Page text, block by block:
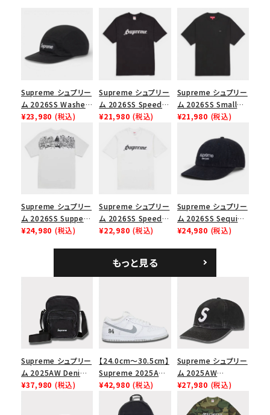
並び順
円 ～
円
在庫のない商品を表示する
絞り込んで検索する
Supreme シュプリー
ム 2026SS Washed
Chino Twill Camp
Cap ウォッシュド チ
ノツイル キャンプキャ
ップ ブラック
¥23,980 (税込)
Supreme シュプリー
ム 2026SS Speed
Tee スピードTシャツ
¥21,980 (税込)
Supreme シュプリー
ム 2026SS Small
Box Tee スモールボ
¥21,980 (税込)
Supreme シュプリー
ム 2026SS Supper
Tee サパーTシャツ
¥24,980 (税込)
Supreme シュプリー
ム 2026SS Speed
Tee スピードTシャツ
¥22,980 (税込)
Supreme シュプリー
ム 2026SS Sequin
Denim Classic
シックロゴ 6パネルキ
ャップ ブラック
¥24,980 (税込)
もっと見る
Supreme シュプリー
ム 2025AW Denim
Shoulder Bag デニ
¥37,980 (税込)
【24.0cm～30.5cm】
Supreme 2025AW
Nike SB Dunk Low
ナイキ SB ダンク ロ
ー スニーカー ホワイ
¥42,980 (税込)
Supreme シュプリー
ム 2025AW
Pigment Coated
2-Tone S Logo 6-
Panel Cap ピグメン
¥27,980 (税込)